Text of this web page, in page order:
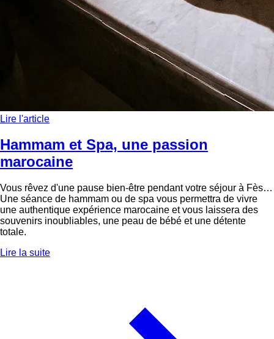
Lire l'article
Hammam et Spa, une passion
marocaine
Vous rêvez d'une pause bien-être pendant votre séjour à Fès…
Une séance de hammam ou de spa vous permettra de vivre
une authentique expérience marocaine et vous laissera des
souvenirs inoubliables, une peau de bébé et une détente
totale.
Lire la suite